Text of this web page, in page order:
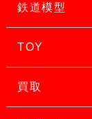
鉄道模型
TOY
買取